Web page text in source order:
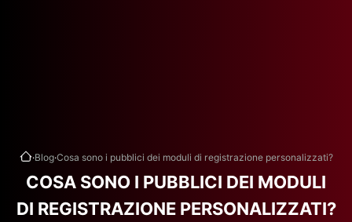
.Blog.Cosa sono i pubblici dei moduli di registrazione personalizzati?
COSA SONO I PUBBLICI DEI MODULI
DI REGISTRAZIONE PERSONALIZZATI?